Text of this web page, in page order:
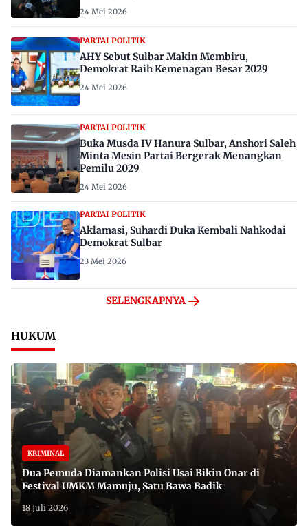
24 Mei 2026
PARTAI POLITIK
AHY Sebut Sulbar Makin Membiru,
Demokrat Raih Kemenagan Besar 2029
24 Mei 2026
PARTAI POLITIK
Buka Musda IV Hanura Sulbar, Anshori Saleh
Minta Mesin Partai Bergerak Menangkan
Pemilu 2029
24 Mei 2026
PARTAI POLITIK
Aklamasi, Suhardi Duka Kembali Nahkodai
Demokrat Sulbar
23 Mei 2026
SELENGKAPNYA
HUKUM
KRIMINAL
Dua Pemuda Diamankan Polisi Usai Bikin Onar di
Festival UMKM Mamuju, Satu Bawa Badik
18 Juli 2026